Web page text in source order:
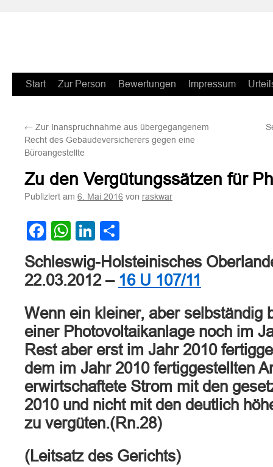
Zum
springen
Start Zur Person Bewertungen Impressum
← Zur Inanspruchnahme aus übergegangenem
Recht des Gebäudeversicherers gegen eine
Büroangestellte
Zu den Vergütungssätzen für
Publiziert am 6. Mai 2016 von raskwar
Facebook
WhatsApp
LinkedIn
Schleswig-Holsteinisches
22.03.2012 – 16 U 107/11
Wenn ein kleiner, aber selbständig
einer Photovoltaikanlage noch im
Rest aber erst im Jahr 2010
dem im Jahr 2010 fertiggestellten
erwirtschaftete Strom mit den
2010 und nicht mit den deutlich
zu vergüten.(Rn.28)
(Leitsatz des Gerichts)